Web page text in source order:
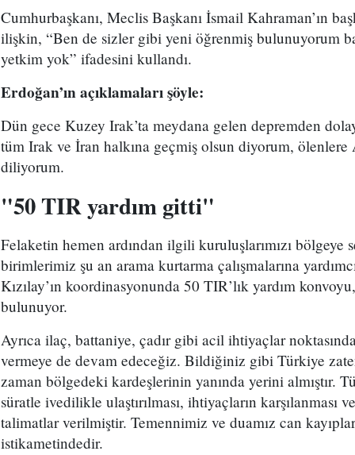
Cumhurbaşkanı, Meclis Başkanı İsmail Kahraman’ın
ilişkin, “Ben de sizler gibi yeni öğrenmiş bulunuyorum
yetkim yok” ifadesini kullandı.
Erdoğan’ın açıklamaları şöyle:
Dün gece Kuzey Irak’ta meydana gelen depremden
tüm Irak ve İran halkına geçmiş olsun diyorum, ölenlere
diliyorum.
"50 TIR yardım gitti"
Felaketin hemen ardından ilgili kuruluşlarımızı
birimlerimiz şu an arama kurtarma çalışmalarına
Kızılay’ın koordinasyonunda 50 TIR’lık yardım
bulunuyor.
Ayrıca ilaç, battaniye, çadır gibi acil ihtiyaçlar
vermeye de devam edeceğiz. Bildiğiniz gibi Türkiye
zaman bölgedeki kardeşlerinin yanında yerini almıştır.
süratle ivedilikle ulaştırılması, ihtiyaçların karşılanması
talimatlar verilmiştir. Temennimiz ve duamız can
istikametindedir.